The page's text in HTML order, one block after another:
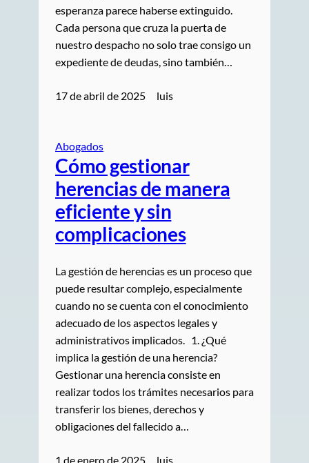
esperanza parece haberse extinguido.
Cada persona que cruza la puerta de
nuestro despacho no solo trae consigo un
expediente de deudas, sino también…
17 de abril de 2025 luis
Abogados
Cómo gestionar
herencias de manera
eficiente y sin
complicaciones
La gestión de herencias es un proceso que
puede resultar complejo, especialmente
cuando no se cuenta con el conocimiento
adecuado de los aspectos legales y
administrativos implicados. 1. ¿Qué
implica la gestión de una herencia?
Gestionar una herencia consiste en
realizar todos los trámites necesarios para
transferir los bienes, derechos y
obligaciones del fallecido a…
1 de enero de 2025 luis